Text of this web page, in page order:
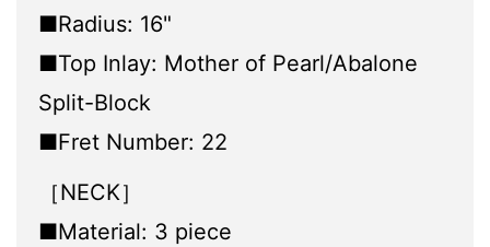
■Radius: 16"
■Top Inlay: Mother of Pearl/Abalone
Split-Block
■Fret Number: 22
［NECK］
■Material: 3 piece